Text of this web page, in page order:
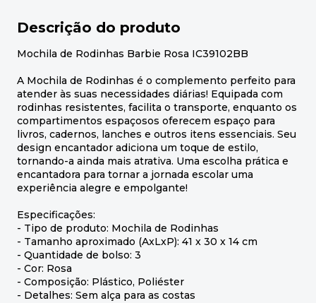
Descrição do produto
Mochila de Rodinhas Barbie Rosa IC39102BB
A Mochila de Rodinhas é o complemento perfeito para
atender às suas necessidades diárias! Equipada com
rodinhas resistentes, facilita o transporte, enquanto os
compartimentos espaçosos oferecem espaço para
livros, cadernos, lanches e outros itens essenciais. Seu
design encantador adiciona um toque de estilo,
tornando-a ainda mais atrativa. Uma escolha prática e
encantadora para tornar a jornada escolar uma
experiência alegre e empolgante!
Especificações:
- Tipo de produto: Mochila de Rodinhas
- Tamanho aproximado (AxLxP): 41 x 30 x 14 cm
- Quantidade de bolso: 3
- Cor: Rosa
- Composição: Plástico, Poliéster
- Detalhes: Sem alça para as costas